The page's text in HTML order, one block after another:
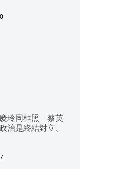
玲同框照 蔡英
治是終結對立、